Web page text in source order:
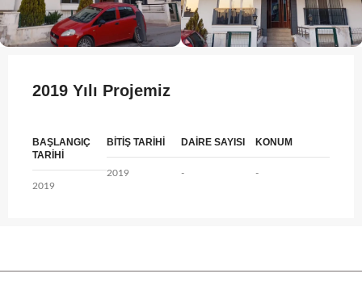
2019 Yılı Projemiz
BAŞLANGIÇ
TARİHİ
2019
BİTİŞ TARİHİ
2019
DAİRE SAYISI
-
KONUM
-